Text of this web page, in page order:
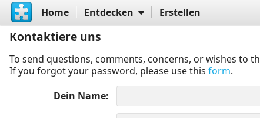
Home Entdecken Erstellen
Kontaktiere uns
To send questions, comments, concerns, or wishes to
If you forgot your password, please use this form.
Dein Name